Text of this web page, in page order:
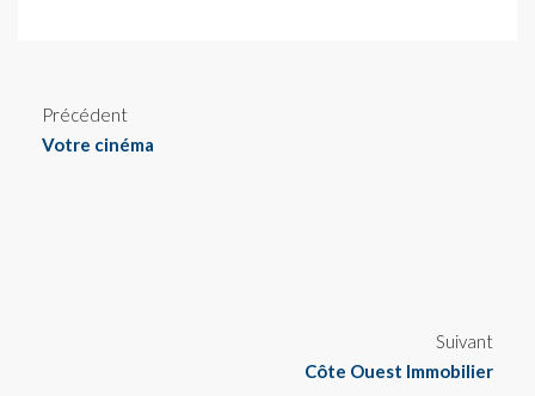
Précédent
Votre cinéma
Suivant
Côte Ouest Immobilier